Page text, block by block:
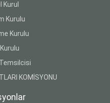
Kurul
Kurulu
Kurulu
KOMİSYONU